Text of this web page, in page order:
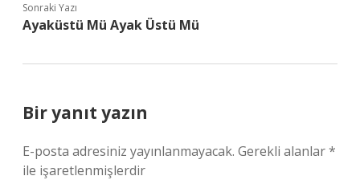
Sonraki Yazı
Ayaküstü Mü Ayak Üstü Mü
Bir yanıt yazın
E-posta adresiniz yayınlanmayacak. Gerekli alanlar*
ile işaretlenmişlerdir